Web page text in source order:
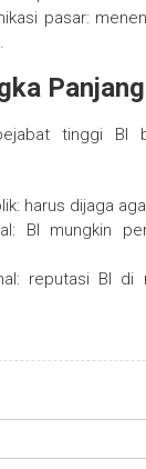
pasar:
Panjang
tinggi BI
harus dijaga
BI mungkin
reputasi BI